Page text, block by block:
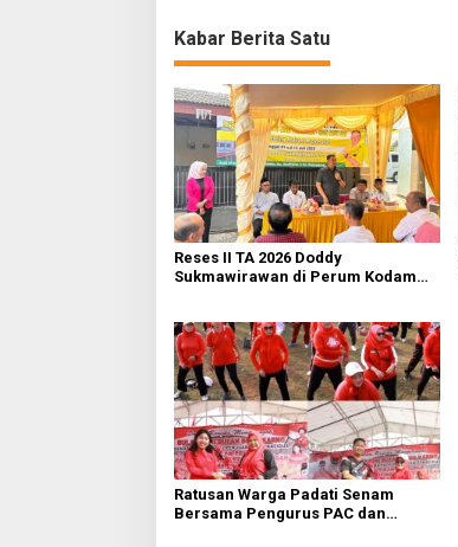
Kabar Berita Satu
Reses II TA 2026 Doddy
Sukmawirawan di Perum Kodam
Ratusan Warga Padati Senam
Bersama Pengurus PAC dan